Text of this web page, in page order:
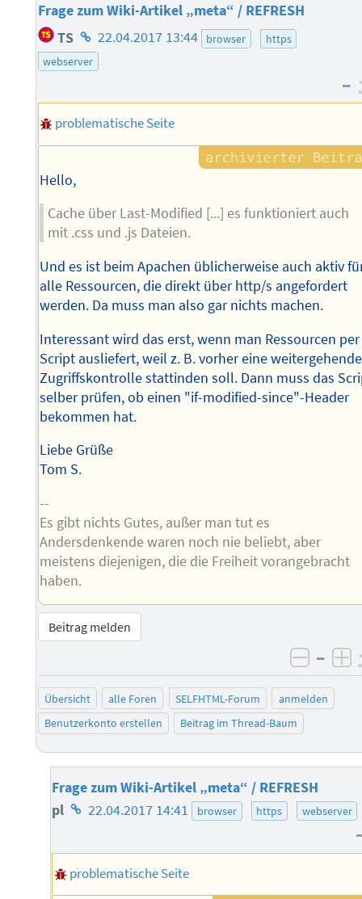
Frage zum Wiki-Artikel „meta“ / REFRESH
TS Homepage
des
22.04.2017 13:44 browser
https
webserver
–
problematische Seite
Hello,
Cache über Last-Modified [...] es funktioniert auch
mit .css und .js Dateien.
Und es ist beim Apachen üblicherweise auch aktiv
alle Ressourcen, die direkt über http/s angefordert
werden. Da muss man also gar nichts machen.
Interessant wird das erst, wenn man Ressourcen per
Script ausliefert, weil z. B. vorher eine weitergehende
Zugriffskontrolle stattinden soll. Dann muss das
selber prüfen, ob einen "if-modified-since"-Header
bekommen hat.
Liebe Grüße
Tom S.
--
Es gibt nichts Gutes, außer man tut es
Andersdenkende waren noch nie beliebt, aber
meistens diejenigen, die die Freiheit vorangebracht
haben.
Beitrag melden
–
Übersicht alle Foren SELFHTML-Forum
anmelden
Benutzerkonto erstellen
Beitrag im Thread-Baum
Frage zum Wiki-Artikel „meta“ / REFRESH
pl Homepage
Autors
22.04.2017 14:41 browser https webserver
problematische Seite